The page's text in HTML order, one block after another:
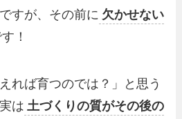
すが、その前に 欠かせない
！
れば育つのでは？」と思う
は 土づくりの質がその後の